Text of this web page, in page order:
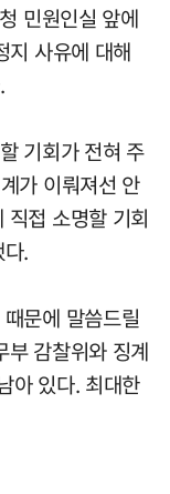
민원인실 앞에
지 사유에 대해
기회가 전혀 주
가 이뤄져선 안
접 소명할 기회
.
문에 말씀드릴
감찰위와 징계
아 있다. 최대한